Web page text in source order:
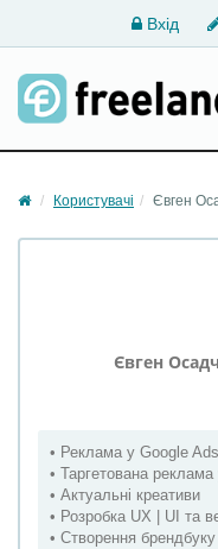
Вхід
Користувачі Євген
Євген
• Реклама у Google Ads
• Таргетована
• Актуальні креативи
• Розробка UX | UI та
• Створення